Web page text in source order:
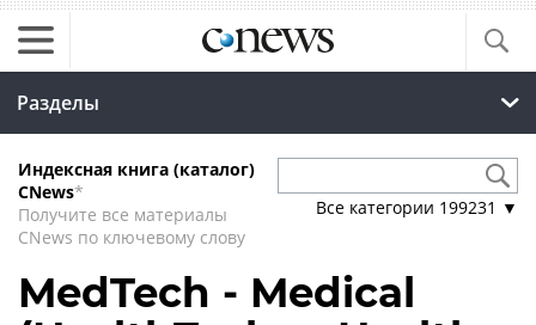
Разделы
Индексная книга (каталог)
CNews*
Получите все материалы
CNews по ключевому слову
Все категории 199231 ▼
MedTech - Medical